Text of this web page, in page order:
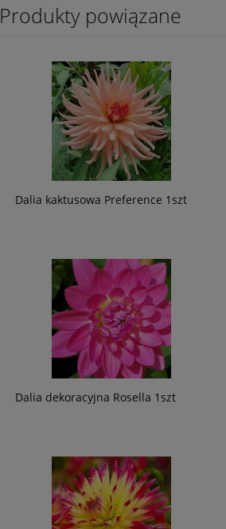
Produkty powiązane
Dalia kaktusowa Preference 1szt
Dalia dekoracyjna Rosella 1szt